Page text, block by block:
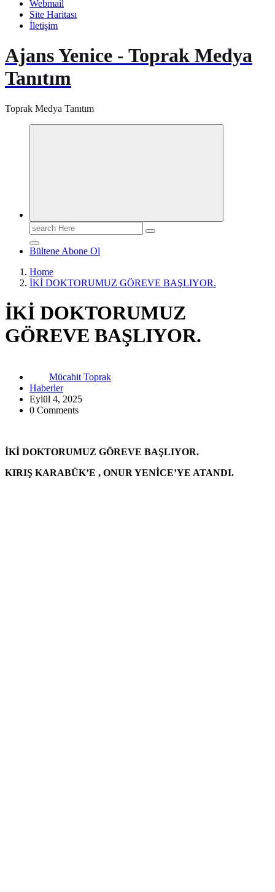
Webmail
Site Haritası
İletişim
Ajans Yenice - Toprak Medya
Tanıtım
Toprak Medya Tanıtım
Search
for:
Bültene Abone Ol
Home
İKİ DOKTORUMUZ GÖREVE BAŞLIYOR.
İKİ DOKTORUMUZ
GÖREVE BAŞLIYOR.
Mücahit Toprak
Haberler
Eylül 4, 2025
0 Comments
İKİ DOKTORUMUZ GÖREVE BAŞLIYOR.
KIRIŞ KARABÜK’E , ONUR YENİCE’YE ATANDI.